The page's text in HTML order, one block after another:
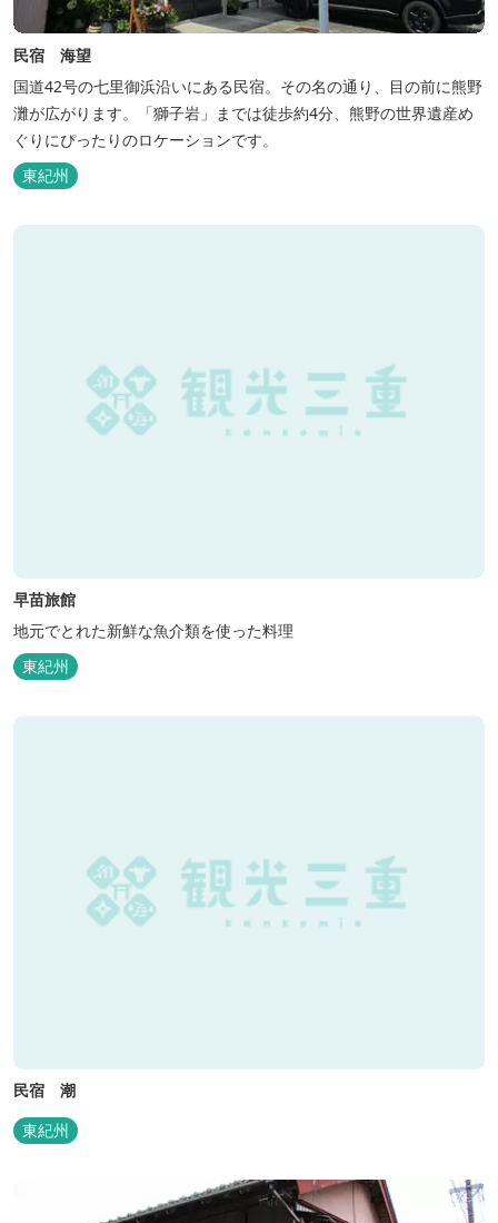
民宿 海望
国道42号の七里御浜沿いにある民宿。その名の通り、目の前に熊野
灘が広がります。「獅子岩」までは徒歩約4分、熊野の世界遺産め
ぐりにぴったりのロケーションです。
東紀州
早苗旅館
地元でとれた新鮮な魚介類を使った料理
東紀州
民宿 潮
東紀州